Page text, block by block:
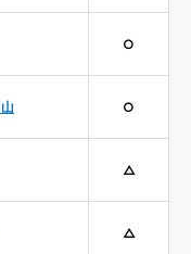
○
○
△
△